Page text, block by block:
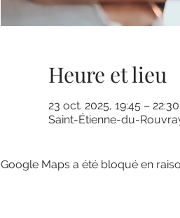
Heure et lieu
23 oct. 2025, 19:45 – 22:30
Saint-Étienne-du-
Google Maps a été bloqué en